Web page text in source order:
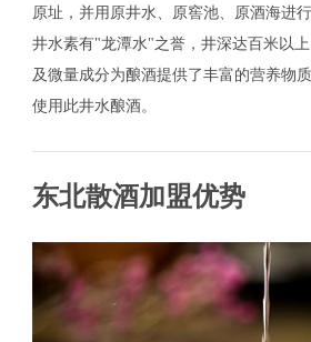
原址，并用原井水、原窖池、原酒海进
井水素有"龙潭水"之誉，井深达百米以
及微量成分为酿酒提供了丰富的营养物
使用此井水酿酒。
东北散酒加盟优势